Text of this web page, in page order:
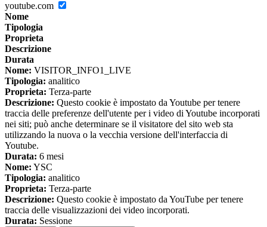
youtube.com
Nome
Tipologia
Proprieta
Descrizione
Durata
Nome: VISITOR_INFO1_LIVE
Tipologia: analitico
Proprieta: Terza-parte
Descrizione: Questo cookie è impostato da Youtube per tenere
traccia delle preferenze dell'utente per i video di Youtube incorporati
nei siti; può anche determinare se il visitatore del sito web sta
utilizzando la nuova o la vecchia versione dell'interfaccia di
Youtube.
Durata: 6 mesi
Nome: YSC
Tipologia: analitico
Proprieta: Terza-parte
Descrizione: Questo cookie è impostato da YouTube per tenere
traccia delle visualizzazioni dei video incorporati.
Durata: Sessione